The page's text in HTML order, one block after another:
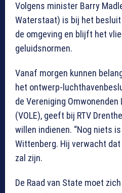
Volgens minister Barry
Waterstaat) is bij het
de omgeving en blijft het
geluidsnormen.
Vanaf morgen kunnen
het ontwerp-
de Vereniging Omwonenden
(VOLE), geeft bij RTV
willen indienen. “Nog niets
Wittenberg. Hij verwacht
zal zijn.
De Raad van State moet